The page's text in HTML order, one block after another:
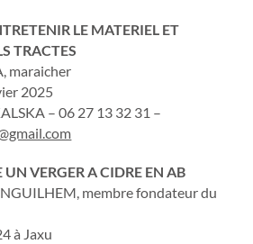
LE MATERIEL ET
TRACTES
maraicher
2025
– 06 27 13 32 31 –
VERGER A CIDRE EN AB
membre fondateur du
à Jaxu